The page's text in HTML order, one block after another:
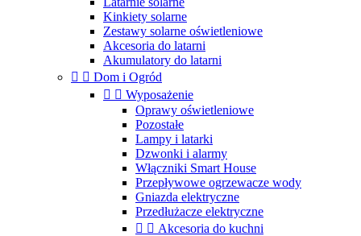
Kinkiety solarne
Zestawy solarne oświetleniowe
Akcesoria do latarni
Akumulatory do latarni
  Dom i Ogród
  Wyposażenie
Oprawy oświetleniowe
Pozostałe
Lampy i latarki
Dzwonki i alarmy
Włączniki Smart House
Przepływowe ogrzewacze wody
Gniazda elektryczne
Przedłużacze elektryczne
  Akcesoria do kuchni